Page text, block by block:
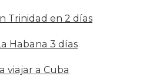
Trinidad en 2 días
Habana 3 días
viajar a Cuba